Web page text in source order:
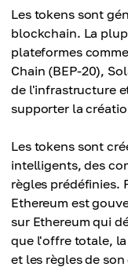
Les tokens sont
blockchain. La
plateformes
Chain (BEP-20),
de l'infrastructure
supporter la
Les tokens sont
intelligents, des
règles prédéfinies.
Ethereum est
sur Ethereum qui
que l'offre totale,
et les règles de